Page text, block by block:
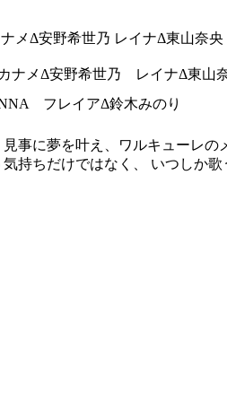
メΔ安野希世乃 レイナΔ東山奈央
ナメΔ安野希世乃 レイナΔ東山
フレイアΔ鈴木みの
事に夢を叶え、ワルキューレ
持ちだけではなく、 いつしか歌